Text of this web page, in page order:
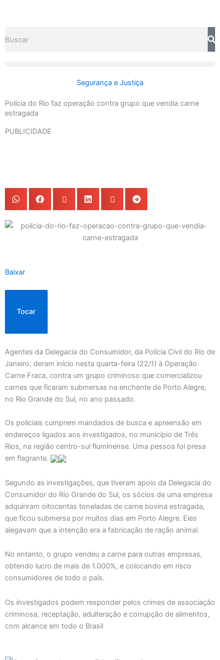
conteúdo
Segurança e Justiça
Polícia do Rio faz operação contra grupo que vendia carne
estragada
PUBLICIDADE
Baixar
Tocar
Agentes da Delegacia do Consumidor, da Polícia Civil do Rio de
Janeiro, deram início nesta quarta-feira (22/1) à Operação
Carne Fraca, contra um grupo criminoso que comercializou
carnes que ficaram submersas na enchente de Porto Alegre,
no Rio Grande do Sul, no ano passado.
Os policiais cumprem mandados de busca e apreensão em
endereços ligados aos investigados, no município de Três
Rios, na região centro-sul fluminense. Uma pessoa foi presa
em flagrante.
Segundo as investigações, que tiveram apoio da Delegacia do
Consumidor do Rio Grande do Sul, os sócios de uma empresa
adquiriram oitocentas toneladas de carne bovina estragada,
que ficou submersa por muitos dias em Porto Alegre. Eles
alegavam que a intenção era a fabricação de ração animal.
No entanto, o grupo vendeu a carne para outras empresas,
obtendo lucro de mais de 1.000%, e colocando em risco
consumidores de todo o país.
Os investigados podem responder pelos crimes de associação
criminosa, receptação, adulteração e corrupção de alimentos,
com alcance em todo o Brasil